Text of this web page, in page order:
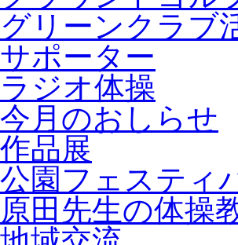
グリーンクラブ
サポーター
ラジオ体操
今月のおしらせ
作品展
公園フェスティ
原田先生の体操